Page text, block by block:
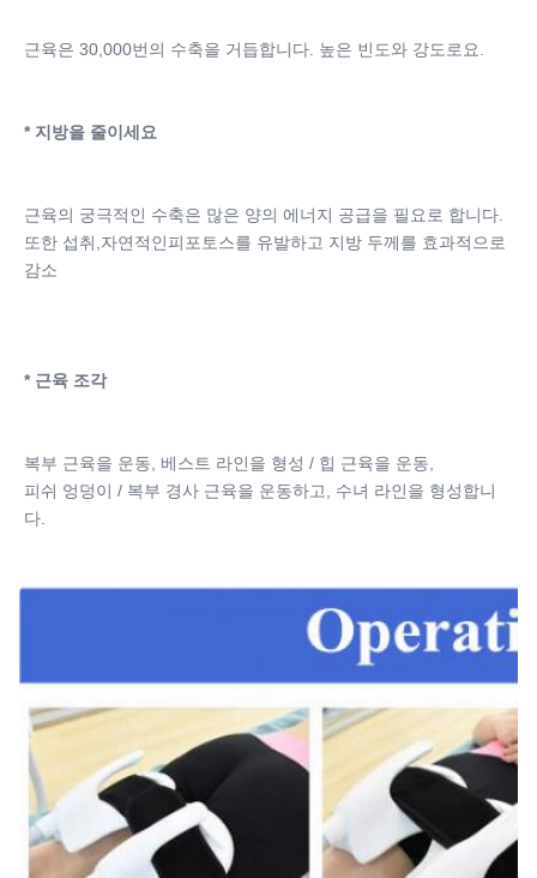
근육은 30,000번의 수축을 거듭합니다. 높은 빈도와 강도로요.
* 지방을 줄이세요
근육의 궁극적인 수축은 많은 양의 에너지 공급을 필요로 합니다.
또한 섭취,자연적인피포토스를 유발하고 지방 두께를 효과적으로
감소
* 근육 조각
복부 근육을 운동, 베스트 라인을 형성 / 힙 근육을 운동,
피쉬 엉덩이 / 복부 경사 근육을 운동하고, 수녀 라인을 형성합니
다.